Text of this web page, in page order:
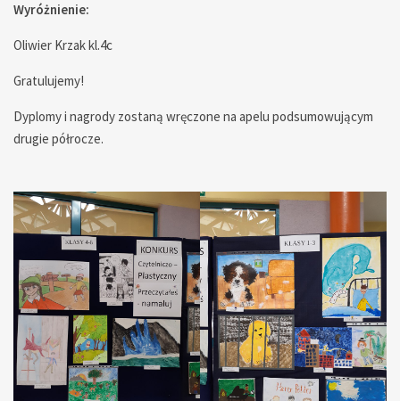
Wyróżnienie:
Oliwier Krzak kl.4c
Gratulujemy!
Dyplomy i nagrody zostaną wręczone na apelu podsumowującym
drugie półrocze.